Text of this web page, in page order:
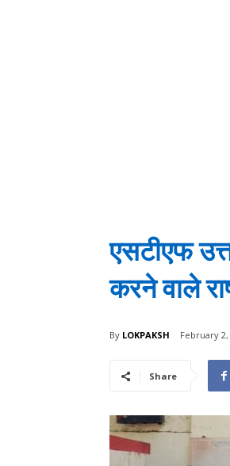
एसटीएफ
करने वाले
By LOKPAKSH February 2,
Share